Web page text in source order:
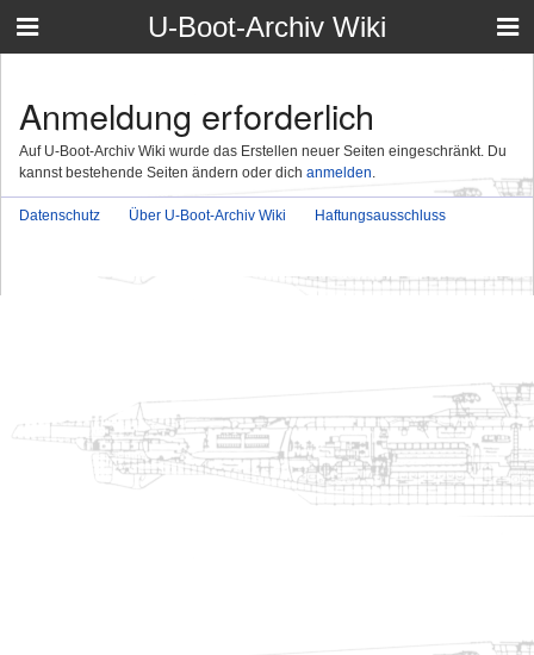
U-Boot-Archiv Wiki
Anmeldung erforderlich
Auf U-Boot-Archiv Wiki wurde das Erstellen neuer Seiten eingeschränkt. Du
kannst bestehende Seiten ändern oder dich anmelden
Datenschutz Über U-Boot-Archiv Wiki Haftungsausschluss